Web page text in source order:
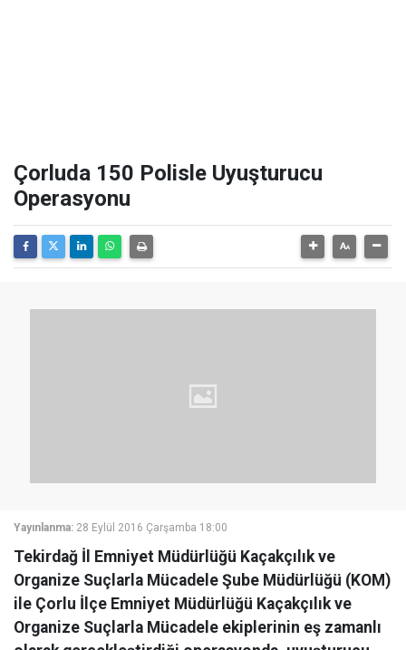
Çorluda 150 Polisle Uyuşturucu
Operasyonu
Yayınlanma: 28 Eylül 2016 Çarşamba 18:00
Tekirdağ İl Emniyet Müdürlüğü Kaçakçılık ve
Organize Suçlarla Mücadele Şube Müdürlüğü (KOM)
ile Çorlu İlçe Emniyet Müdürlüğü Kaçakçılık ve
Organize Suçlarla Mücadele ekiplerinin eş zamanlı